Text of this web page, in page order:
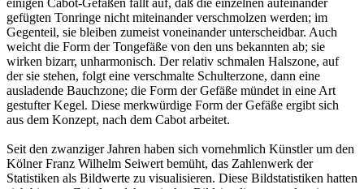
einigen Cabot-Gefäßen fällt auf, daß die einzelnen aufeinander
gefügten Tonringe nicht miteinander verschmolzen werden; im
Gegenteil, sie bleiben zumeist voneinander unterscheidbar. Auch
weicht die Form der Tongefäße von den uns bekannten ab; sie
wirken bizarr, unharmonisch. Der relativ schmalen Halszone, auf
der sie stehen, folgt eine verschmalte Schulterzone, dann eine
ausladende Bauchzone; die Form der Gefäße mündet in eine Art
gestufter Kegel. Diese merkwürdige Form der Gefäße ergibt sich
aus dem Konzept, nach dem Cabot arbeitet.
Seit den zwanziger Jahren haben sich vornehmlich Künstler um den
Kölner Franz Wilhelm Seiwert bemüht, das Zahlenwerk der
Statistiken als Bildwerte zu visualisieren. Diese Bildstatistiken hatten